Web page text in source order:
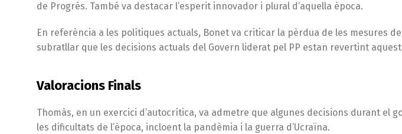
de Progrés. També va destacar l’esperit innovador i plural d’aquella època.
En referència a les polítiques actuals, Bonet va criticar la pèrdua de les mesures
subratllar que les decisions actuals del Govern liderat pel PP estan revertint
Valoracions Finals
Thomàs, en un exercici d’autocrítica, va admetre que algunes decisions durant el
les dificultats de l’època, incloent la pandèmia i la guerra d’Ucraïna.